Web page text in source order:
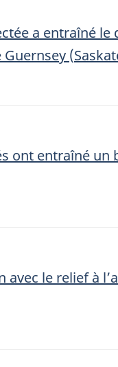
a entraîné le
ont entraîné un
avec le relief à